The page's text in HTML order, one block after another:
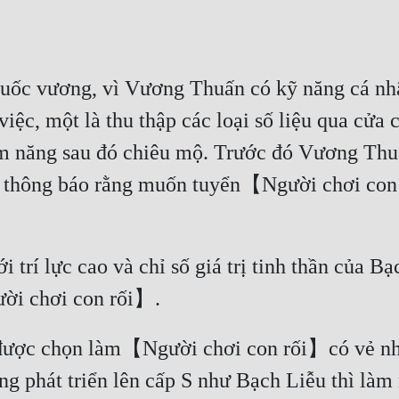
vương, vì Vương Thuấn có kỹ năng cá
một là thu thập các loại số liệu qua
sau đó chiêu mộ. Trước đó Vương
báo rằng muốn tuyển【Người chơi
trí lực cao và chỉ số giá trị tinh thần của
chọn làm【Người chơi con rối】có vẻ